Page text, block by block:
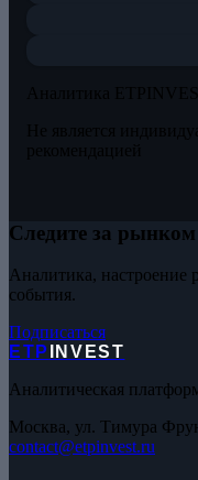
Следите за рынком
Аналитика,
события.
Подписаться
ETP
INVEST
Аналитическая
Москва, ул. Тимура
contact@etpinvest.ru